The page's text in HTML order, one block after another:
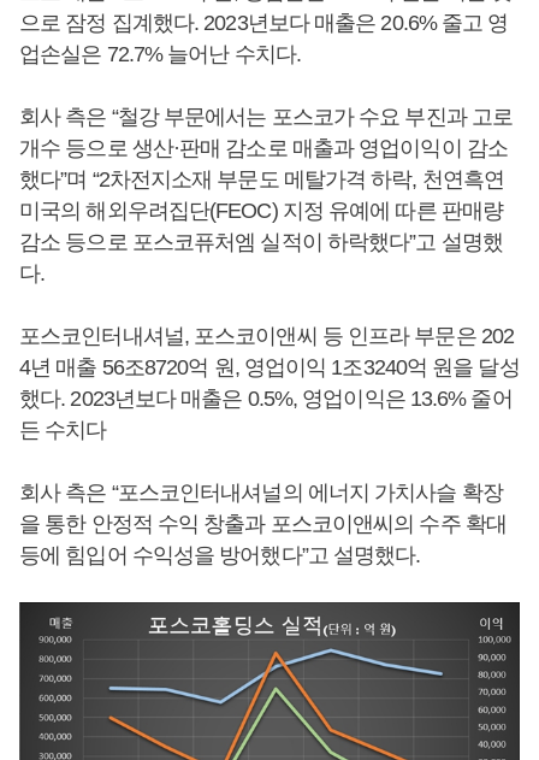
으로 잠정 집계했다. 2023년보다 매출은 20.6% 줄고 영
업손실은 72.7% 늘어난 수치다.
회사 측은 “철강 부문에서는 포스코가 수요 부진과 고로
개수 등으로 생산·판매 감소로 매출과 영업이익이 감소
했다”며 “2차전지소재 부문도 메탈가격 하락, 천연흑연
미국의 해외우려집단(FEOC) 지정 유예에 따른 판매량
감소 등으로 포스코퓨처엠 실적이 하락했다”고 설명했
다.
포스코인터내셔널, 포스코이앤씨 등 인프라 부문은 202
4년 매출 56조8720억 원, 영업이익 1조3240억 원을 달성
했다. 2023년보다 매출은 0.5%, 영업이익은 13.6% 줄어
든 수치다
회사 측은 “포스코인터내셔널의 에너지 가치사슬 확장
을 통한 안정적 수익 창출과 포스코이앤씨의 수주 확대
등에 힘입어 수익성을 방어했다”고 설명했다.